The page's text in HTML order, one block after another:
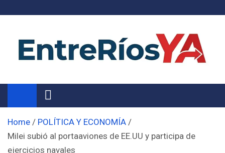
Noticias de Entre Ríos
Información de toda la provincia ahora
Home
POLÍTICA Y ECONOMÍA
Milei subió al portaaviones de EE.UU y participa de
ejercicios navales